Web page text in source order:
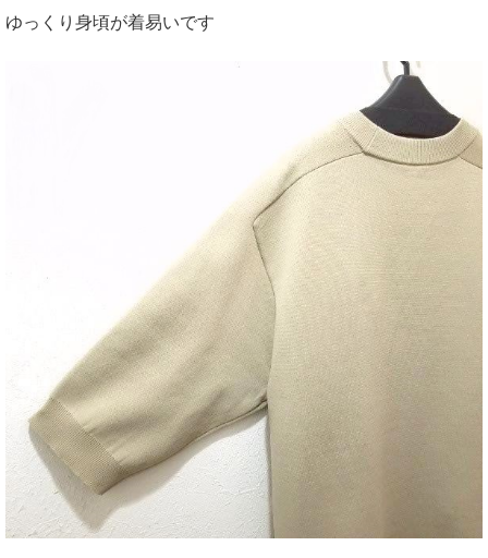
ゆっくり身頃が着易いです